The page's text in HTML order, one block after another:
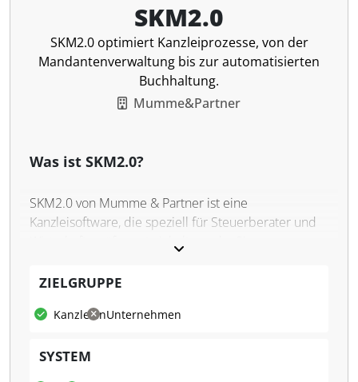
SKM2.0
SKM2.0 optimiert Kanzleiprozesse, von der
Mandantenverwaltung bis zur automatisierten
Buchhaltung.
Mumme&Partner
Was ist SKM2.0?
SKM2.0 von Mumme & Partner ist eine
Kanzleisoftware, die speziell für Steuerberater und
und vereinfacht die Verwaltung von Mandanten,
unterstützt Kanzleien dabei, ihre internen Abläufe
Mandantenakquise und -betreuung zu
ZIELGRUPPE
KanzleienUnternehmen
SYSTEM